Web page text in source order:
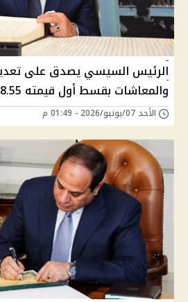
الرئيس السيسي يصدق على
والمعاشات بقسط أول قيمته 238.55 مليار جنيه
الأحد 07/يونيو/2026 - 01:49 م